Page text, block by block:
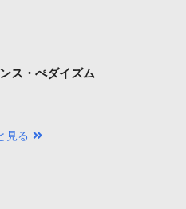
ス・ぺダイズム
見る